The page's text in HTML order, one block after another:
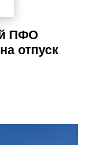
ПФО
отпуск